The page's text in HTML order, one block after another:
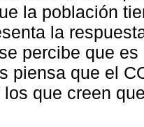
la población
la
percibe que
piensa que el
que creen